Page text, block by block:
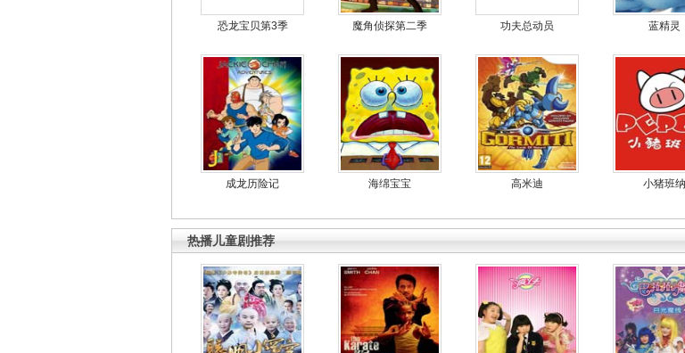
恐龙宝贝第3季 魔角侦探第二季 功夫总动员 蓝精灵
成龙历险记 海绵宝宝 高米迪 小猪班纳
热播儿童剧推荐